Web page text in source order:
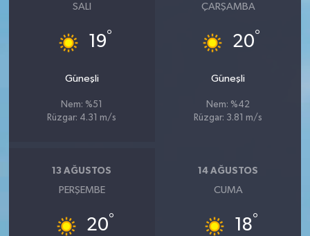
SALI
19°
Güneşli
Nem: %51
Rüzgar: 4.31 m/s
ÇARŞAMBA
20°
Güneşli
Nem: %42
Rüzgar: 3.81 m/s
13 AĞUSTOS
PERŞEMBE
20°
14 AĞUSTOS
CUMA
18°